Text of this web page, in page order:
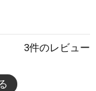
3件のレビュー